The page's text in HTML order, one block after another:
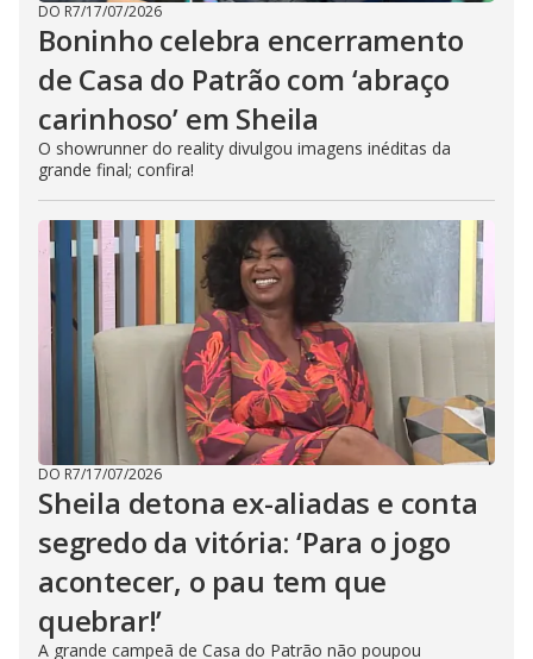
DO R7/17/07/2026
Boninho celebra encerramento
de Casa do Patrão com ‘abraço
carinhoso’ em Sheila
O showrunner do reality divulgou imagens inéditas da
grande final; confira!
DO R7/17/07/2026
Sheila detona ex-aliadas e conta
segredo da vitória: ‘Para o jogo
acontecer, o pau tem que
quebrar!’
A grande campeã de Casa do Patrão não poupou